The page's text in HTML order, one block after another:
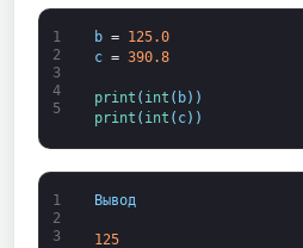
1
2
3
4
5
b =
125.0
c = 390.8
print ( int ( b) )
print ( int ( c) )
1
2
3
Вывод
125